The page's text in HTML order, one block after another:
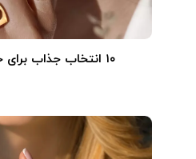
۱۰ انتخاب جذاب برای خرید انگشتر طلا